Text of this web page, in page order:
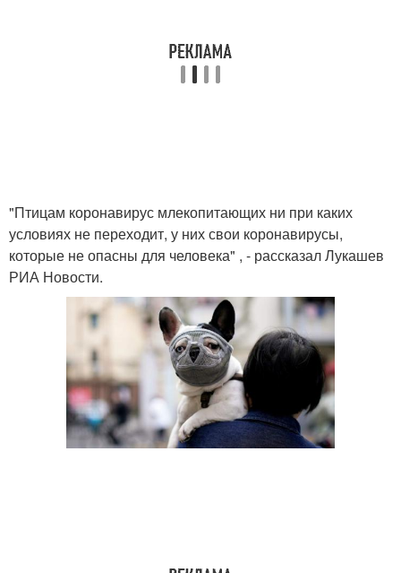
"Птицам коронавирус млекопитающих ни при каких
условиях не переходит, у них свои коронавирусы,
которые не опасны для человека" , - рассказал Лукашев
РИА Новости.